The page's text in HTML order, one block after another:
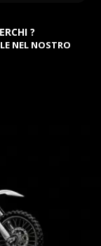
?
NEL NOSTRO